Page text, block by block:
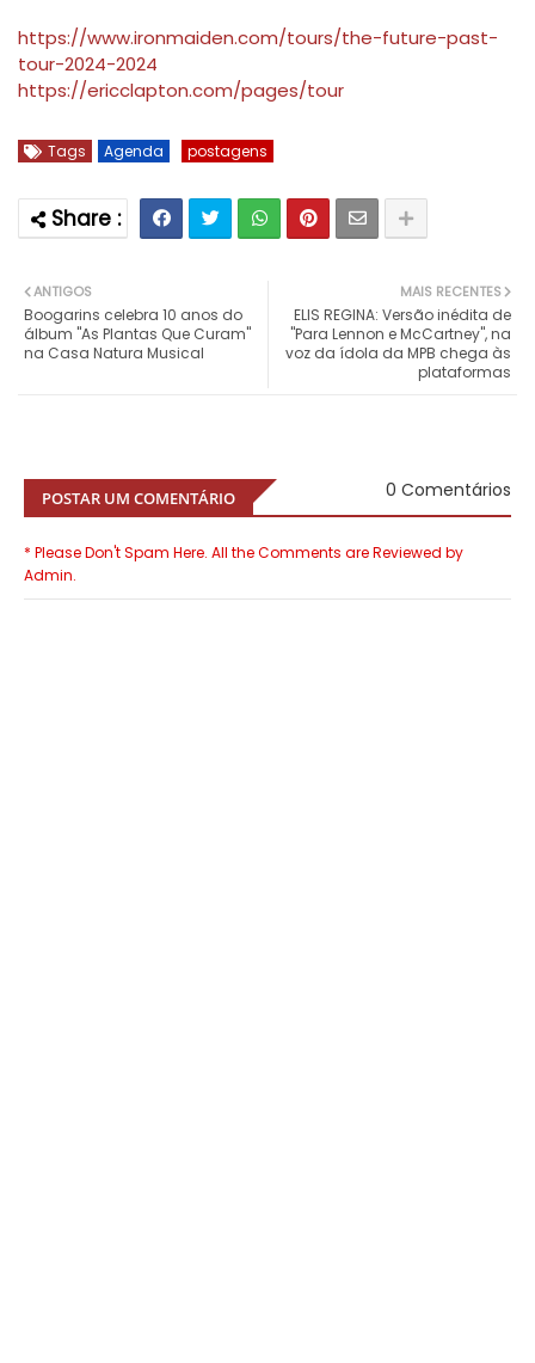
https://www.ironmaiden.com/tours/the-future-past-
tour-2024-2024
https://ericclapton.com/pages/tour
Tags Agenda postagens
MAIS RECENTES
ELIS REGINA: Versão inédita de
"Para Lennon e McCartney", na
voz da ídola da MPB chega às
plataformas
ANTIGOS
Boogarins celebra 10 anos do
álbum "As Plantas Que Curam"
na Casa Natura Musical
POSTAR UM COMENTÁRIO 0 Comentários
* Please Don't Spam Here. All the Comments are Reviewed by
Admin.